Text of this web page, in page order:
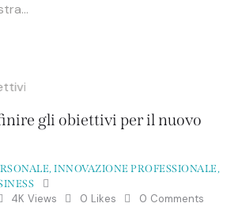
gli obiettivi per il nuovo
, INNOVAZIONE PROFESSIONALE,
4K Views 0 Likes 0 Comments